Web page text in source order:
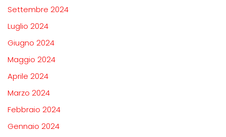
Settembre 2024
Luglio 2024
Giugno 2024
Maggio 2024
Aprile 2024
Marzo 2024
Febbraio 2024
Gennaio 2024